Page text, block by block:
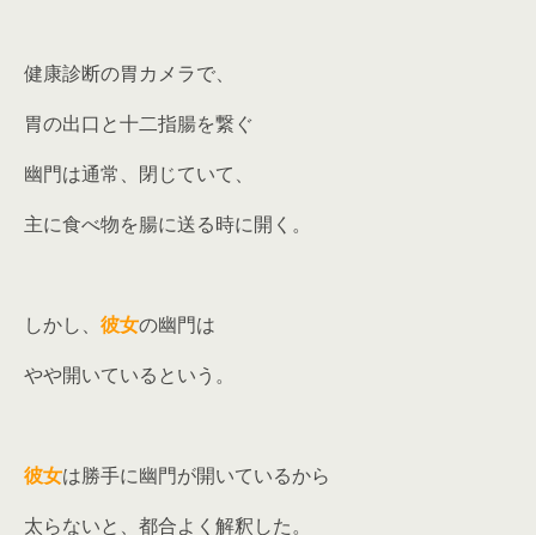
健康診断の胃カメラで、
胃の出口と十二指腸を繋ぐ
幽門は通常、閉じていて、
主に食べ物を腸に送る時に開く。
しかし、 彼女の幽門は
やや開いているという。
彼女は勝手に幽門が開いているから
太らないと、都合よく解釈した。